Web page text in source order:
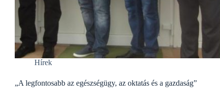
Hírek
„A legfontosabb az egészségügy, az oktatás és a gazdaság”